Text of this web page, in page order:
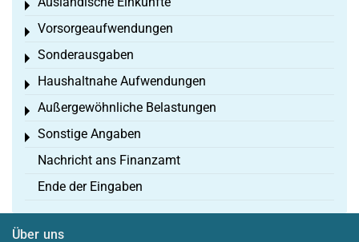
Toggle menu
Vorsorgeaufwendungen
Toggle menu
Sonderausgaben
Toggle menu
Haushaltnahe Aufwendungen
Toggle menu
Außergewöhnliche Belastungen
Toggle menu
Sonstige Angaben
Toggle menu
Nachricht ans Finanzamt
Ende der Eingaben
Über uns